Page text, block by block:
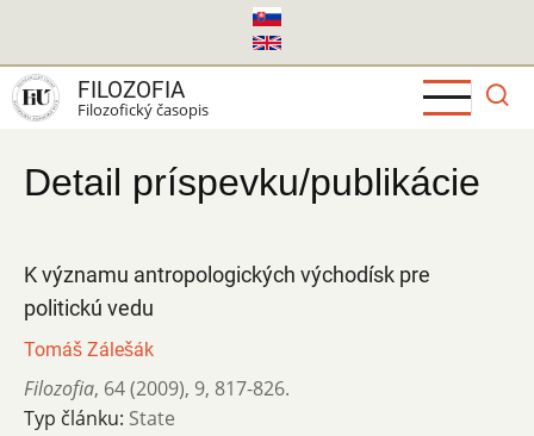
hlavný
obsah
FILOZOFIA
Filozofický časopis
Detail príspevku/publikácie
K významu antropologických východísk pre
politickú vedu
Tomáš Zálešák
Filozofia, 64 (2009), 9, 817-826.
Typ článku: State